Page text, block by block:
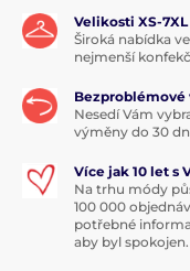
Velikosti XS-7XL
Široká nabídka
nejmenší
Bezproblémové
Nesedí Vám
výměny do 30
Více jak 10 let s
Na trhu módy
100 000
potřebné
aby byl spokojen.